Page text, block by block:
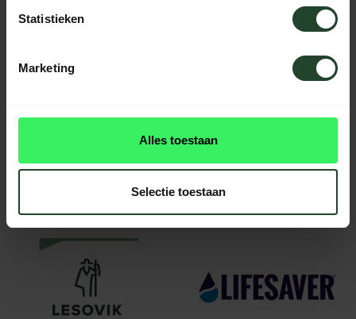
Statistieken
Marketing
Alles toestaan
Selectie toestaan